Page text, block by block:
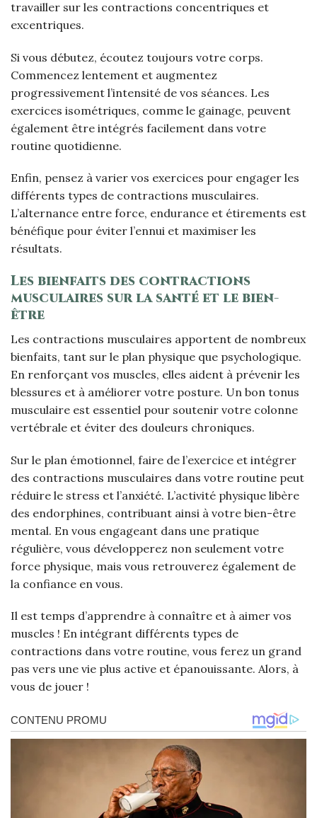
travailler sur les contractions concentriques et
excentriques.
Si vous débutez, écoutez toujours votre corps.
Commencez lentement et augmentez
progressivement l’intensité de vos séances. Les
exercices isométriques, comme le gainage, peuvent
également être intégrés facilement dans votre
routine quotidienne.
Enfin, pensez à varier vos exercices pour engager les
différents types de contractions musculaires.
L’alternance entre force, endurance et étirements est
bénéfique pour éviter l’ennui et maximiser les
résultats.
Les bienfaits des contractions
musculaires sur la santé et le bien-
être
Les contractions musculaires apportent de nombreux
bienfaits, tant sur le plan physique que psychologique.
En renforçant vos muscles, elles aident à prévenir les
blessures et à améliorer votre posture. Un bon tonus
musculaire est essentiel pour soutenir votre colonne
vertébrale et éviter des douleurs chroniques.
Sur le plan émotionnel, faire de l’exercice et intégrer
des contractions musculaires dans votre routine peut
réduire le stress et l’anxiété. L’activité physique libère
des endorphines, contribuant ainsi à votre bien-être
mental. En vous engageant dans une pratique
régulière, vous développerez non seulement votre
force physique, mais vous retrouverez également de
la confiance en vous.
Il est temps d’apprendre à connaître et à aimer vos
muscles ! En intégrant différents types de
contractions dans votre routine, vous ferez un grand
pas vers une vie plus active et épanouissante. Alors, à
vous de jouer !